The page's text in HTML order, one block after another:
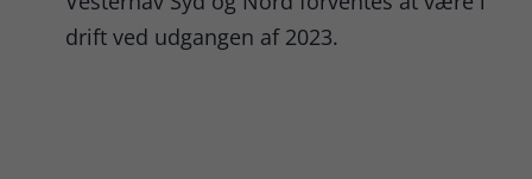
drift ved udgangen af 2023.